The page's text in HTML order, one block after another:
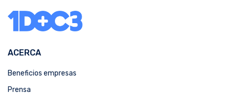
ACERCA
Beneficios empresas
Prensa